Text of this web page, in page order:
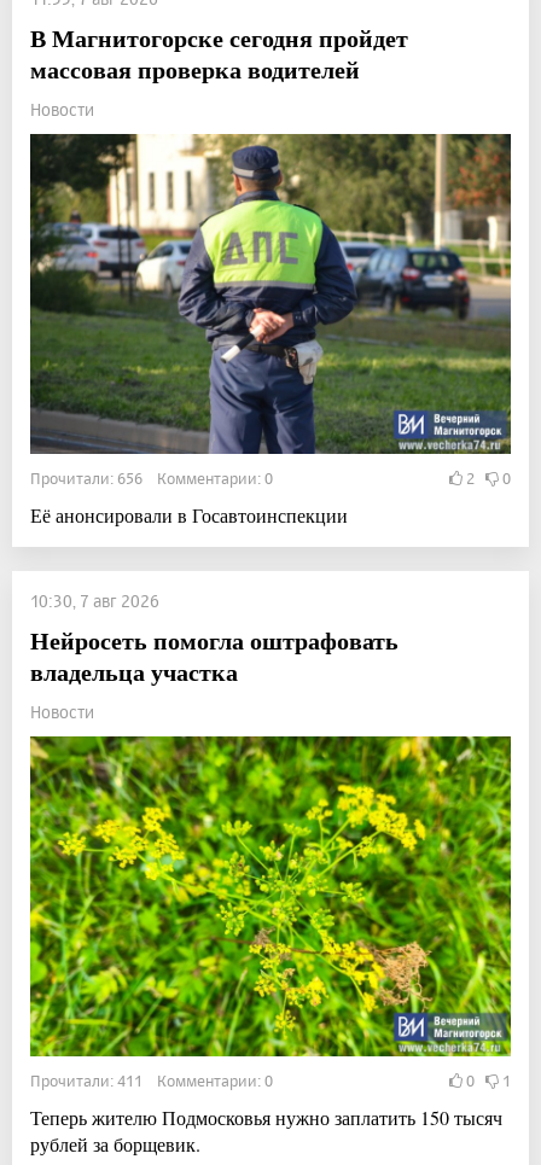
В Магнитогорске сегодня пройдет
массовая проверка водителей
Новости
Прочитали: 656 Комментарии: 0 2 0
Её анонсировали в Госавтоинспекции
10:30, 7 авг 2026
Нейросеть помогла оштрафовать
владельца участка
Новости
Прочитали: 411 Комментарии: 0 0 1
Теперь жителю Подмосковья нужно заплатить 150 тысяч
рублей за борщевик.